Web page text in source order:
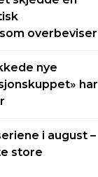
overbeviser
nye
har
i august –
store